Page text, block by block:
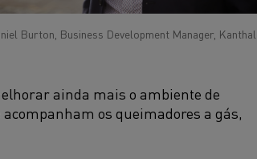
Burton, Business Development Manager, Kanthal
ainda mais o ambiente de
os queimadores a gás,